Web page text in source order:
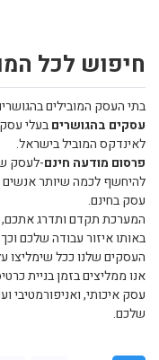
חיפוש לכל
בתי העסק המובילים
עסקים בהגושריםבעלי
לאינדקס המוביל בישראל.
פרסום מודעה חינם-לעסק
להיחשף לכמה שיותר אנשים
עסק בחינם.
המערכת תקדם ותדרג אתכם,
באותו איזור עבודה שלכם
העסקים שלנו ככל שימליצו
אנו ממליצים בזמן בניית
עסק איכותי, ואניפורמטיבי
שלכם.